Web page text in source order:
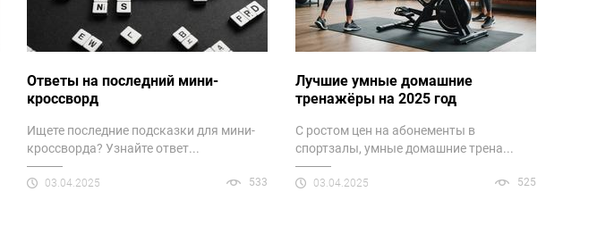
Ответы на последний мини-
кроссворд
Ищете последние подсказки для мини-
кроссворда? Узнайте ответ...
03.04.2025 533
Лучшие умные домашние
тренажёры на 2025 год
С ростом цен на абонементы в
спортзалы, умные домашние трена...
03.04.2025 525